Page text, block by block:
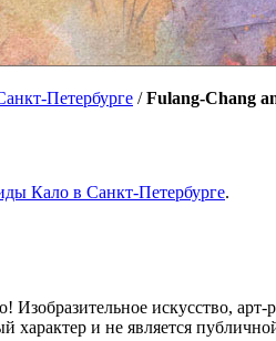
Петербурге /Fulang-Chang
Кало в Санкт-Петербурге.
искусство, арт-
и не является